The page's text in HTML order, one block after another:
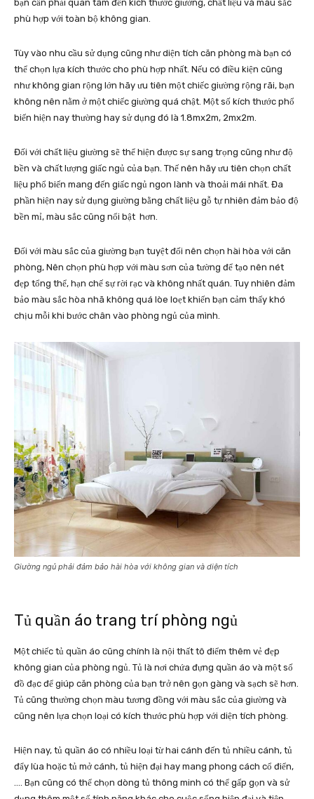
bạn cần phải quan tâm đến kích thước giường, chất liệu và màu sắc
phù hợp với toàn bộ không gian.
Tùy vào nhu cầu sử dụng cũng như diện tích căn phòng mà bạn có
thể chọn lựa kích thước cho phù hợp nhất. Nếu có điều kiện cũng
như không gian rộng lớn hãy ưu tiên một chiếc giường rộng rãi, bạn
không nên nằm ở một chiếc giường quá chật. Một số kích thước phổ
biến hiện nay thường hay sử dụng đó là 1.8mx2m, 2mx2m.
Đối với chất liệu giường sẽ thể hiện được sự sang trọng cũng như độ
bền và chất lượng giấc ngủ của bạn. Thế nên hãy ưu tiên chọn chất
liệu phổ biến mang đến giấc ngủ ngon lành và thoải mái nhất. Đa
phần hiện nay sử dụng giường bằng chất liệu gỗ tự nhiên đảm bảo độ
bền mỉ, màu sắc cũng nổi bật hơn.
Đối với màu sắc của giường bạn tuyệt đối nên chọn hài hòa với căn
phòng, Nên chọn phù hợp với màu sơn của tường để tạo nên nét
đẹp tổng thể, hạn chế sự rời rạc và không nhất quán. Tuy nhiên đảm
bảo màu sắc hòa nhã không quá lòe loẹt khiến bạn cảm thấy khó
chịu mỗi khi bước chân vào phòng ngủ của mình.
Giường ngủ phải đảm bảo hài hòa với không gian và diện tích
Tủ quần áo trang trí phòng ngủ
Một chiếc tủ quần áo cũng chính là nội thất tô điểm thêm vẻ đẹp
không gian của phòng ngủ. Tủ là nơi chứa đựng quần áo và một số
đồ đạc để giúp căn phòng của bạn trở nên gọn gàng và sạch sẽ hơn.
Tủ cũng thường chọn màu tương đồng với màu sắc của giường và
cũng nên lựa chọn loại có kích thước phù hợp với diện tích phòng.
Hiện nay, tủ quần áo có nhiều loại từ hai cánh đến tủ nhiều cánh, tủ
đẩy lùa hoặc tủ mở cánh, tủ hiện đại hay mang phong cách cổ điển,
…. Bạn cũng có thể chọn dòng tủ thông minh có thể gấp gọn và sử